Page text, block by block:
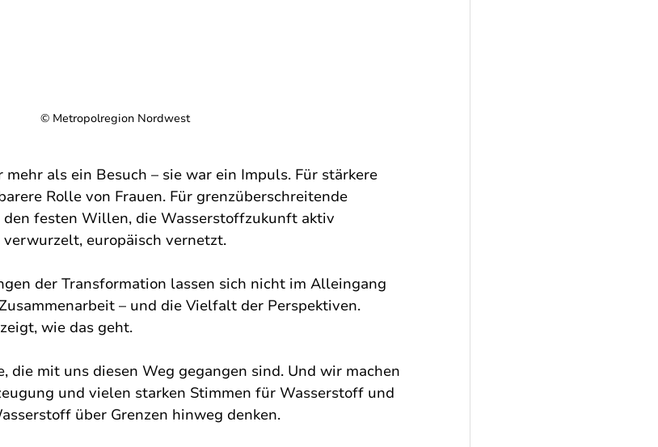
© Metropolregion Nordwest
mehr als ein Besuch – sie war ein Impuls. Für stärkere
Rolle von Frauen. Für grenzüberschreitende
festen Willen, die Wasserstoffzukunft aktiv
europäisch vernetzt.
der Transformation lassen sich nicht im Alleingang
– und die Vielfalt der Perspektiven.
wie das geht.
die mit uns diesen Weg gegangen sind. Und wir machen
und vielen starken Stimmen für Wasserstoff und
über Grenzen hinweg denken.